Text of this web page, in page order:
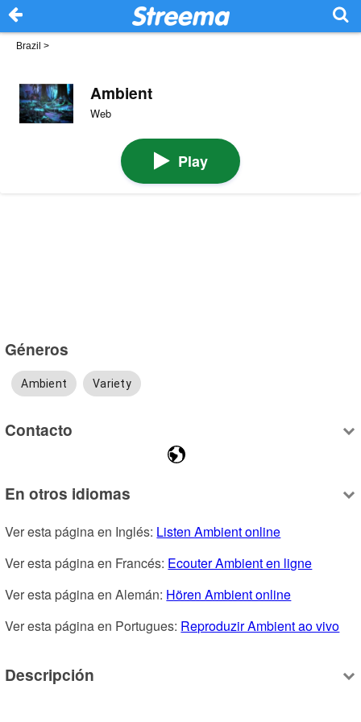
Brazil >
Ambient
Web
Play
Géneros
Ambient Variety
Contacto
En otros idiomas
Ver esta página en Inglés: Listen Ambient online
Ver esta página en Francés: Ecouter Ambient en ligne
Ver esta página en Alemán: Hören Ambient online
Ver esta página en Portugues: Reproduzir Ambient ao vivo
Descripción